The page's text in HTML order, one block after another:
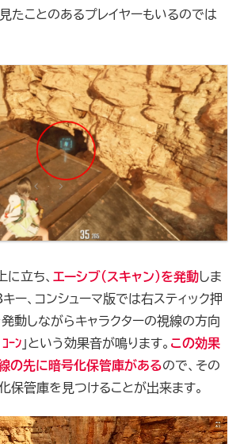
見たことのあるプレイヤーもいるのでは
立ち、 エーシブ（スキャン）を発動しま
ー、コンシューマ版では右スティック押
発動しながらキャラクターの視線の方向
ｺｰﾝ 」という効果音が鳴ります。 この効果
の先に暗号化保管庫があるので、その
保管庫を見つけることが出来ます。